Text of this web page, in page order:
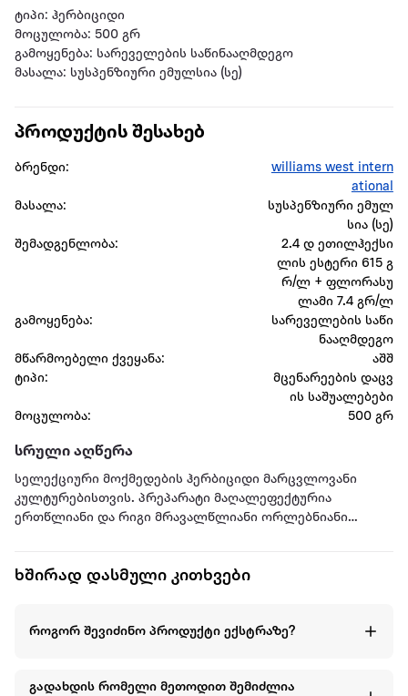
ტიპი: ჰერბიციდი
მოცულობა: 500 გრ
გამოყენება: სარეველების საწინააღმდეგო
მასალა: სუსპენზიური ემულსია (სე)
პროდუქტის შესახებ
ბრენდი:
williams west intern
ational
მასალა:
სუსპენზიური ემულ
სია (სე)
შემადგენლობა:
2.4 დ ეთილჰექსი
ლის ესტერი 615 გ
რ/ლ + ფლორასუ
ლამი 7.4 გრ/ლ
გამოყენება:
სარეველების საწი
ნააღმდეგო
მწარმოებელი ქვეყანა:
აშშ
ტიპი:
მცენარეების დაცვ
ის საშუალებები
მოცულობა:
500 გრ
სრული აღწერა
სელექციური მოქმედების ჰერბიციდი მარცვლოვანი
კულტურებისთვის. პრეპარატი მაღალეფექტურია
ერთწლიანი და რიგი მრავალწლიანი ორლებნიანი
სისტემური მოქმედება, იგი იჭრება სარეველების
ხშირად დასმული კითხვები
როგორ შევიძინო პროდუქტი ექსტრაზე?
გადახდის რომელი მეთოდით შემიძლია